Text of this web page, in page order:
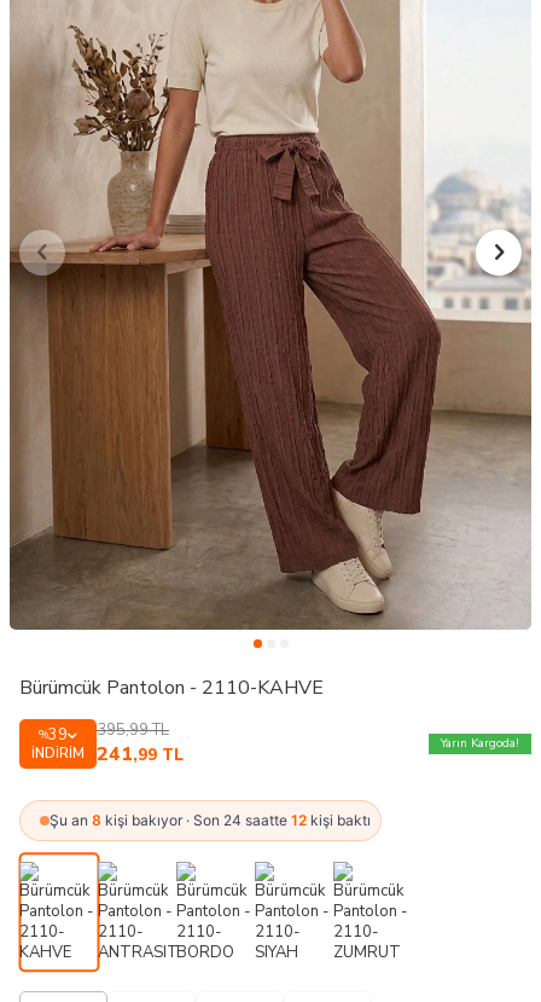
Bürümcük Pantolon - 2110-KAHVE
%39
İNDIRIM
395,99TL
241,99 TL
Yarın Kargoda!
Şu an 8 kişi bakıyor · Son 24 saatte 12 kişi baktı